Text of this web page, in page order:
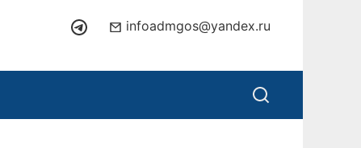
infoadmgos@yandex.ru